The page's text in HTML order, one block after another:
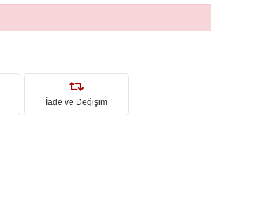
İade ve Değişim